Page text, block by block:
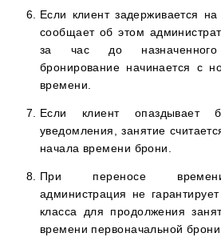
Если клиент задерживается
сообщает об этом
за час до
бронирование начинается с
времени.
Если клиент опаздывает
уведомления, занятие
начала времени брони.
При переносе времени
администрация не
класса для продолжения
времени первоначальной брони.